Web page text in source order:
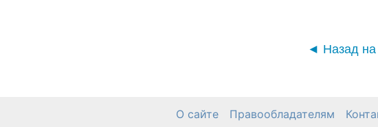
◄ Назад на
О сайте Правообладателям